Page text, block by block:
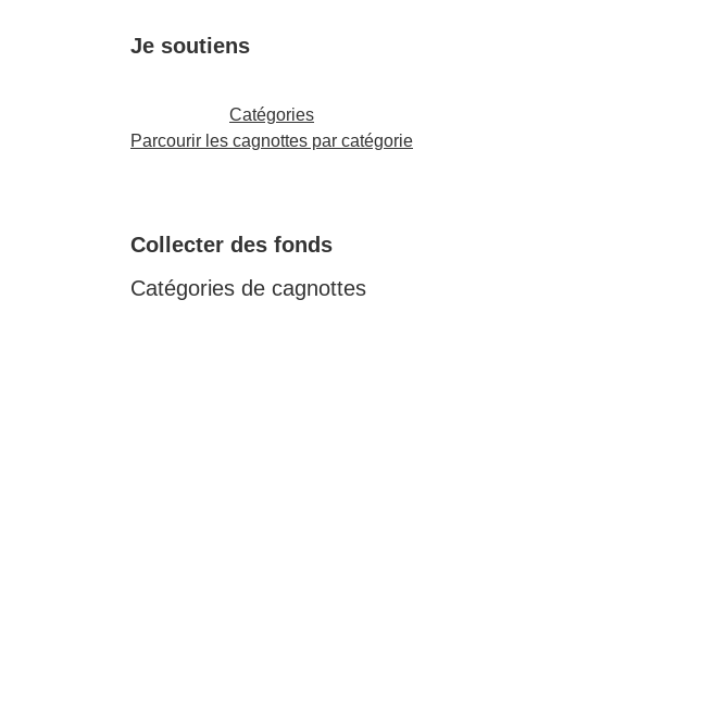
Je soutiens
Catégories
Parcourir les cagnottes par catégorie
Collecter des fonds
Catégories de cagnottes